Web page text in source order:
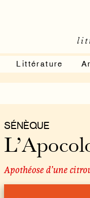
Littérature
SÉNÈQUE
Apothéose d’une